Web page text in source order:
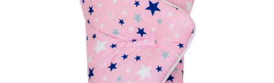
Dodaj u košaricu